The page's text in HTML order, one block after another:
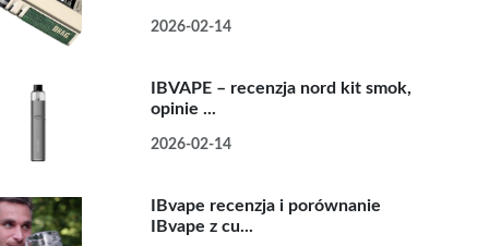
2026-02-14
IBVAPE – recenzja nord kit smok,
opinie ...
2026-02-14
IBvape recenzja i porównanie
IBvape z cu...